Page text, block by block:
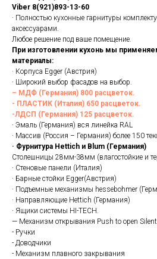
Viber 8(921)893-13-60
· Полностью кухонные гарнитуры
аксессуарами.
Любое решение под ваше помещение.
При изготовлении кухонь мы
материалы:
· Корпуса Egger (Австрия)
· Широкий выбор фасадов на выбор.
– МДФ (Германия) 800 расцветок.
- ПЛАСТИК (Италия) 650 расцветок.
-ЛДСП (Германия) 125 расцветок.
· Эмаль (Германия) вся линейка RAL
· Массив (Россия – Германия) более 150
· Фурнитура Hettich и Blum (Германия)
Столешницы 28мм-38мм (влагостойкие и
· Стеновые панели (Италия)
· Барные стойки Egger(Австрия)
· Подъемные механизмы hessebohmer
· Направляющие Hettich (Германия)
· Ящики системы HI-TECH.
— Механизм открывания Push to open
- Ручки
- Доводчики
- Механизм плавного закрывания